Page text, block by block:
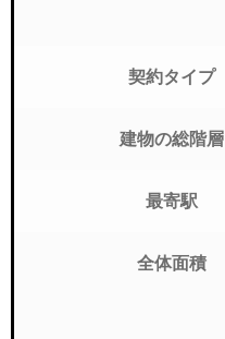
契約タイプ
建物の総階層
最寄駅
全体面積